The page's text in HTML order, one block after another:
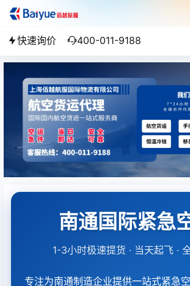
快速询价 400-011-9188
南通国际紧急
1-3小时极速提货 · 当天起飞 ·
专注为南通制造企业提供一站式紧急空